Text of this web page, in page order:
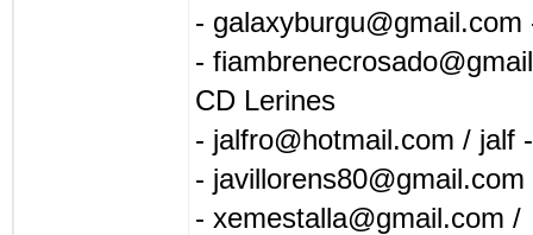
-
-
CD Lerines
- jalfro@hotmail.com / jalf
-
- xemestalla@gmail.com